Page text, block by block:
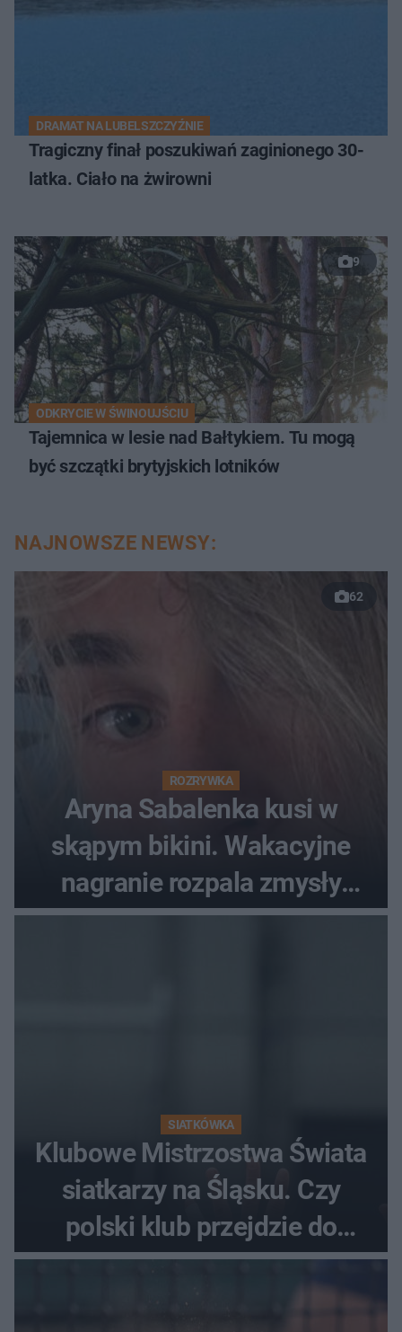
DRAMAT NA LUBELSZCZYŹNIE
Tragiczny finał poszukiwań zaginionego 30-
latka. Ciało na żwirowni
9
ODKRYCIE W ŚWINOUJŚCIU
Tajemnica w lesie nad Bałtykiem. Tu mogą
być szczątki brytyjskich lotników
NAJNOWSZE NEWSY:
62
ROZRYWKA
Aryna Sabalenka kusi w
skąpym bikini. Wakacyjne
nagranie rozpala zmysły
fanów
SIATKÓWKA
Klubowe Mistrzostwa Świata
siatkarzy na Śląsku. Czy
polski klub przejdzie do
historii